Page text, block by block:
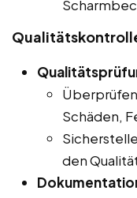
Schäden,
den